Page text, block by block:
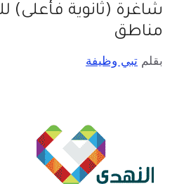
شاغرة (ثانوية فأعلى)
مناطق
بقلم تبي وظيفة